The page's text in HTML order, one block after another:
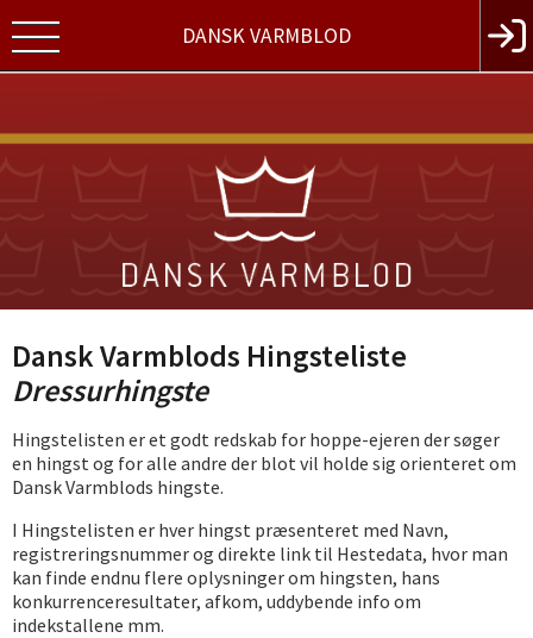
DANSK VARMBLOD
Dansk Varmblods Hingsteliste
Dressurhingste
Hingstelisten er et godt redskab for hoppe-ejeren der søger
en hingst og for alle andre der blot vil holde sig orienteret om
Dansk Varmblods hingste.
I Hingstelisten er hver hingst præsenteret med Navn,
registreringsnummer og direkte link til Hestedata, hvor man
kan finde endnu flere oplysninger om hingsten, hans
konkurrenceresultater, afkom, uddybende info om
indekstallene mm.